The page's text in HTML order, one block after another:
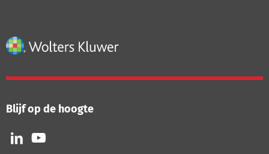
Blijf op de hoogte
Volg
ons
Volg
ons